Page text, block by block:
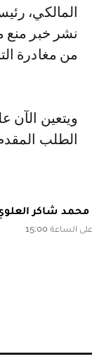
نشر خبر
من مغادرة
ويتعين الآن
الطلب
محمد شاكر